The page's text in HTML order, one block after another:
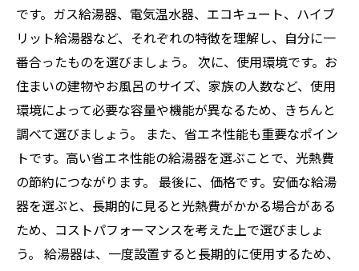
です。ガス給湯器、電気温水器、エコキュート、ハイブ
リット給湯器など、それぞれの特徴を理解し、自分に一
番合ったものを選びましょう。 次に、使用環境です。お
住まいの建物やお風呂のサイズ、家族の人数など、使用
環境によって必要な容量や機能が異なるため、きちんと
調べて選びましょう。 また、省エネ性能も重要なポイン
トです。高い省エネ性能の給湯器を選ぶことで、光熱費
の節約につながります。 最後に、価格です。安価な給湯
器を選ぶと、長期的に見ると光熱費がかかる場合がある
ため、コストパフォーマンスを考えた上で選びましょ
う。 給湯器は、一度設置すると長期的に使用するため、